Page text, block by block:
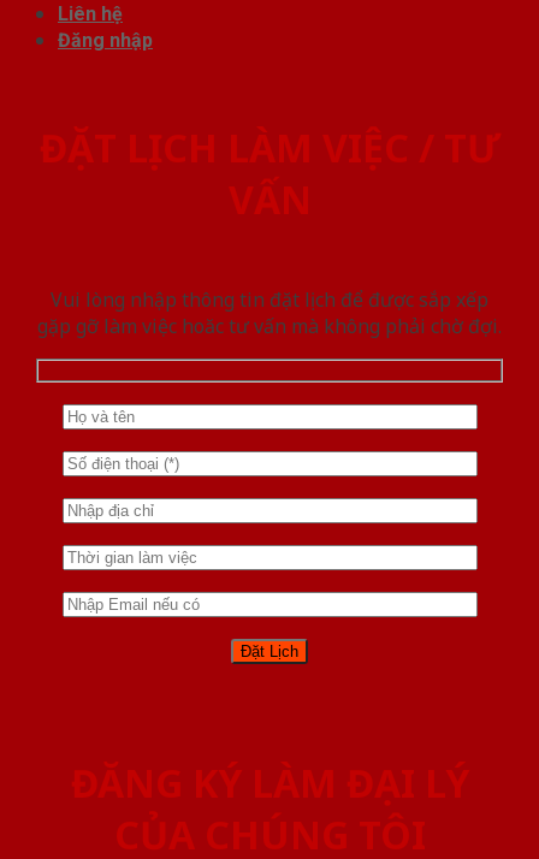
Liên hệ
Đăng nhập
ĐẶT LỊCH LÀM VIỆC / TƯ
VẤN
Vui lòng nhập thông tin đặt lịch để được sắp xếp
gặp gỡ làm việc hoăc tư vấn mà không phải chờ đợi.
ĐĂNG KÝ LÀM ĐẠI LÝ
CỦA CHÚNG TÔI